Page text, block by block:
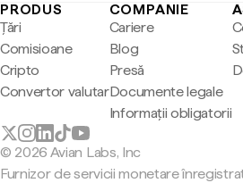
PRODUS
Țări
Comisioane
Cripto
Convertor valutar
COMPANIE
Cariere
Blog
Presă
Documente legale
Informații obligatorii
© 2026 Avian Labs, Inc
Furnizor de servicii monetare